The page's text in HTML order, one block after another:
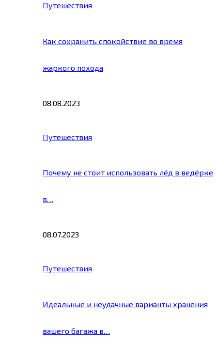
Путешествия
Как сохранить спокойствие во время
жаркого похода
08.08.2023
Путешествия
Почему не стоит использовать лёд в ведёрке
в…
08.07.2023
Путешествия
Идеальные и неудачные варианты хранения
вашего багажа в…